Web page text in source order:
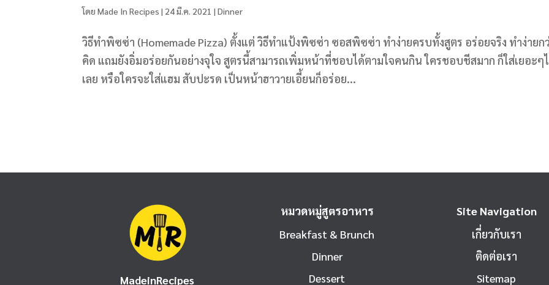
โดยMade In Recipes | 24 มี.ค. 2021 |Dinner
วิธีทําพิซซ่า (Homemade Pizza) ตั้งแต่ วิธีทำแป้งพิซซ่า ซอสพิซซ่า ทำง่ายครบทั้งสูตร อร่อยจริง ทำง่ายก
คิด แถมยังอิ่มอร่อยกันอย่างจุใจ สูตรนี้สามารถเพิ่มหน้าที่ชอบได้ตามใจคนกิน ใครชอบชีสมาก ก็ใส่เยอะๆ
เลย หรือใครจะใส่แฮม สับปะรด เป็นหน้าฮาวายเอี้ยนก็อร่อย...
MadeinRecipes
หมวดหมู่สูตรอาหาร
Breakfast & Brunch
Dinner
Dessert
Site Navigation
เกี่ยวกับเรา
ติดต่อเรา
Sitemap